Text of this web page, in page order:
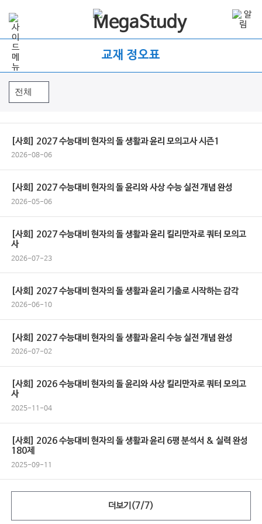
교재 정오표
[사회] 2027 수능대비 현자의 돌 생활과 윤리 모의고사 시즌1
2026-08-06
[사회] 2027 수능대비 현자의 돌 윤리와 사상 수능 실전 개념 완성
2026-05-06
[사회] 2027 수능대비 현자의 돌 생활과 윤리 킬리만자로 쿼터 모의고
사
2026-07-23
[사회] 2027 수능대비 현자의 돌 생활과 윤리 기출로 시작하는 감각
2026-06-10
[사회] 2027 수능대비 현자의 돌 생활과 윤리 수능 실전 개념 완성
2026-07-02
[사회] 2026 수능대비 현자의 돌 윤리와 사상 킬리만자로 쿼터 모의고
사
2025-11-04
[사회] 2026 수능대비 현자의 돌 생활과 윤리 6평 분석서 & 실력 완성
180제
2025-09-11
더보기(7/7)